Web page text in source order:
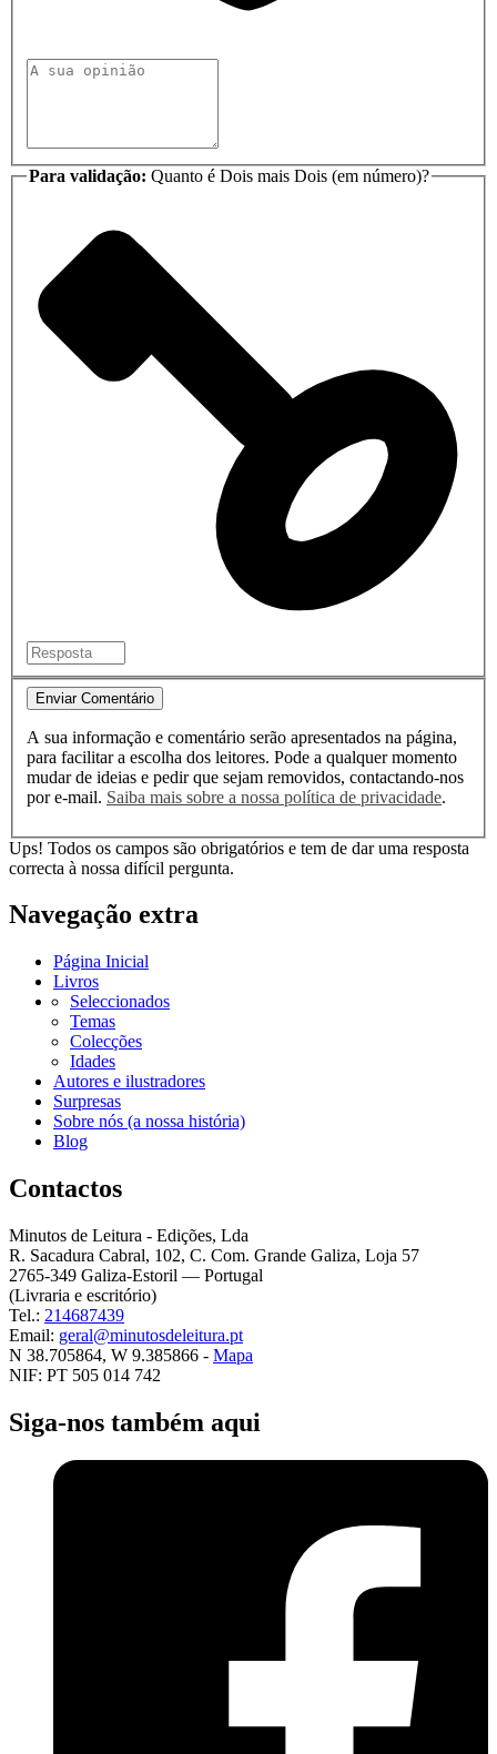
Para validação: Quanto é Dois mais Dois (em número)?
Enviar Comentário
A sua informação e comentário serão apresentados na página,
para facilitar a escolha dos leitores. Pode a qualquer momento
mudar de ideias e pedir que sejam removidos, contactando-nos
por e-mail.
Saiba mais sobre a nossa política de privacidade.
Ups! Todos os campos são obrigatórios e tem de dar uma resposta
correcta à nossa difícil pergunta.
Navegação extra
Página Inicial
Livros
Seleccionados
Temas
Colecções
Idades
Autores e ilustradores
Surpresas
Sobre nós (a nossa história)
Blog
Contactos
Minutos de Leitura - Edições, Lda
R. Sacadura Cabral, 102, C. Com. Grande Galiza, Loja 57
2765-349 Galiza-Estoril — Portugal
(Livraria e escritório)
Tel.: 214687439
Email: geral@minutosdeleitura.pt
N 38.705864, W 9.385866 - Mapa
NIF: PT 505 014 742
Siga-nos também aqui